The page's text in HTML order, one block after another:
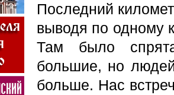
Последний
выводя по одному
Там было
большие, но
больше. Нас